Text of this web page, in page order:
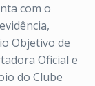
com o
Objetivo de
Oficial e
do Clube